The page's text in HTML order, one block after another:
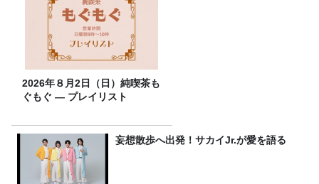
2026年８月2日（日）純喫茶も
ぐもぐ ― プレイリスト
妄想散歩へ出発！サカイJr.が愛を語る